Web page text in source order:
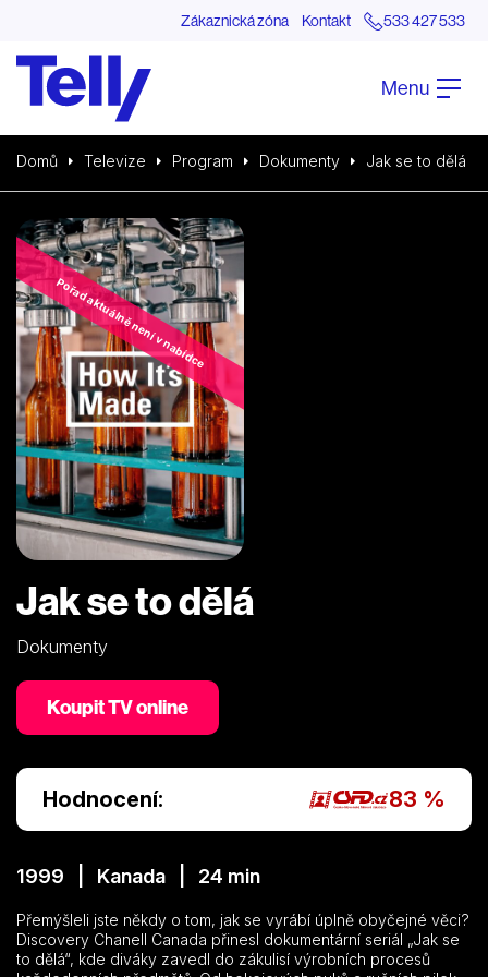
Zákaznická zóna Kontakt 533 427 533
Menu
Domů Televize Program Dokumenty Jak se to dělá
Pořad aktuálně není v nabídce
Jak se to dělá
Dokumenty
Koupit TV online
Hodnocení: 83 %
1999 | Kanada | 24 min
Přemýšleli jste někdy o tom, jak se vyrábí úplně obyčejné věci?
Discovery Chanell Canada přinesl dokumentární seriál „Jak se
to dělá“, kde diváky zavedl do zákulisí výrobních procesů